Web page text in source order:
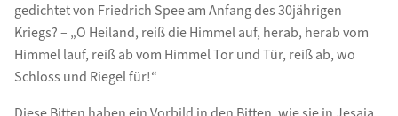
gedichtet von Friedrich Spee am Anfang des 30jährigen
Kriegs? – „O Heiland, reiß die Himmel auf, herab, herab vom
Himmel lauf, reiß ab vom Himmel Tor und Tür, reiß ab, wo
Schloss und Riegel für!“